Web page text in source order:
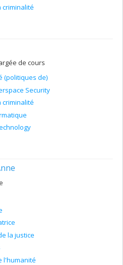
criminalité
de cours
(politiques de)
Security
criminalité
la justice
l'humanité